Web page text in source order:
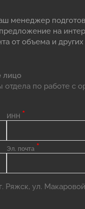
менеджер
на
от объема и
лицо
по работе с
ИНН *
Эл. почта *
Ряжск, ул.